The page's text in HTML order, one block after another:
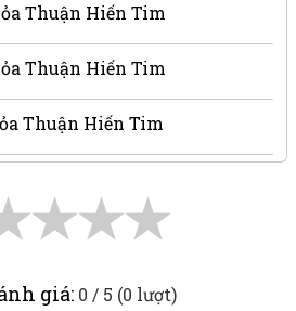
Thuận Hiến Tim
Thuận Hiến Tim
Thuận Hiến Tim
★
★
★
giá: 0 / 5 (0 lượt)